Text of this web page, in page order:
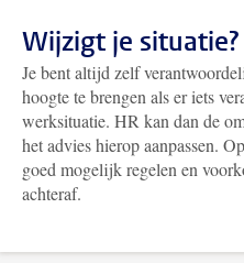
Wijzigt je situatie?
Je bent altijd zelf
hoogte te brengen als er iets
werksituatie. HR kan dan de
het advies hierop aanpassen.
goed mogelijk regelen en
achteraf.